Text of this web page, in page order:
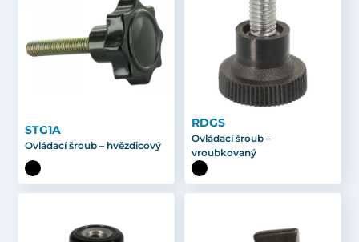
STG1A
Ovládací šroub – hvězdicový
RDGS
Ovládací šroub –
vroubkovaný